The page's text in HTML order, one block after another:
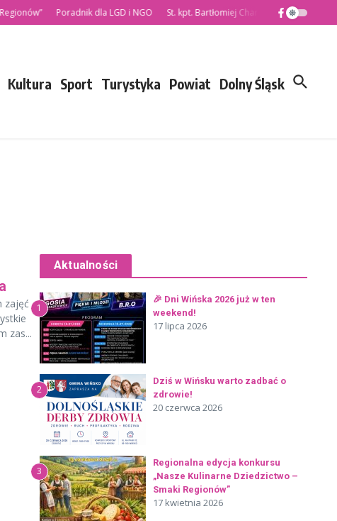
Poradnik dla LGD i NGO St. kpt. Bartłomiej Charzewski nowym
Kultura Sport Turystyka Powiat Dolny Śląsk
zajęć
zas...
Aktualności
1
🎉 Dni Wińska 2026 już w ten
weekend!
17 lipca 2026
2
Dziś w Wińsku warto zadbać o
zdrowie!
20 czerwca 2026
3
Regionalna edycja konkursu
„Nasze Kulinarne Dziedzictwo –
Smaki Regionów”
17 kwietnia 2026